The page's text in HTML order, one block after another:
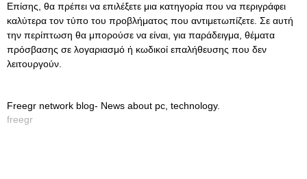
Επίσης, θα πρέπει να επιλέξετε μια κατηγορία που να περιγράφει
καλύτερα τον τύπο του προβλήματος που αντιμετωπίζετε. Σε αυτή
την περίπτωση θα μπορούσε να είναι, για παράδειγμα, θέματα
πρόσβασης σε λογαριασμό ή κωδικοί επαλήθευσης που δεν
λειτουργούν.
Freegr network blog- News about pc, technology.
freegr